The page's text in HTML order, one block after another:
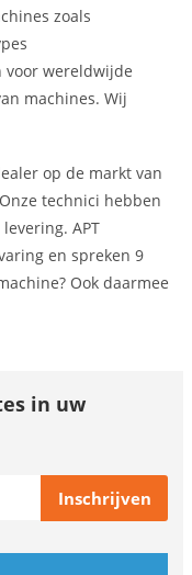
zoals
voor wereldwijde
machines. Wij
op de markt van
technici hebben
APT
en spreken 9
Ook daarmee
in uw